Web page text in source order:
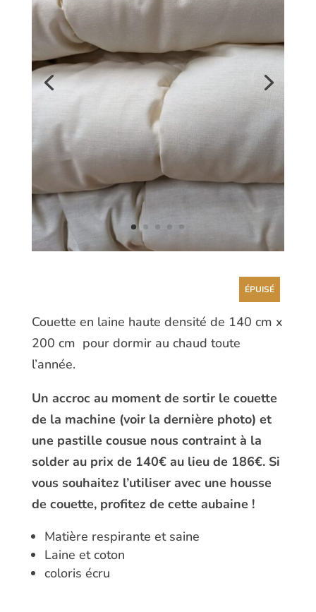
Couette en laine haute densité de 140 cm x
200 cm pour dormir au chaud toute
l’année.
Un accroc au moment de sortir le couette
de la machine (voir la dernière photo) et
une pastille cousue nous contraint à la
solder au prix de 140€ au lieu de 186€. Si
vous souhaitez l’utiliser avec une housse
de couette, profitez de cette aubaine !
Matière respirante et saine
Laine et coton
coloris écru
ÉPUISÉ